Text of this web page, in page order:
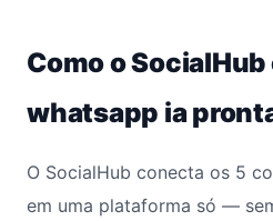
Como o
whatsapp ia
O SocialHub conecta os 5
em uma plataforma só —